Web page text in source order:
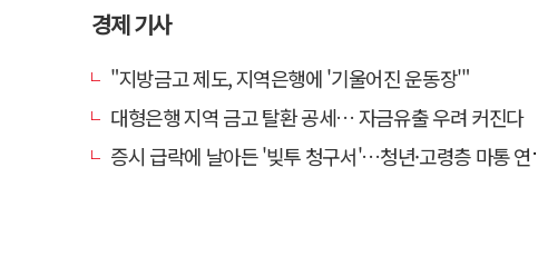
경제 기사
"지방금고 제도, 지역은행에 '기울어진 운동장'"
대형은행 지역 금고 탈환 공세… 자금유출 우려 커진다
증시 급락에 날아든 '빚투 청구서'…청년·고령층 마통 연체↑